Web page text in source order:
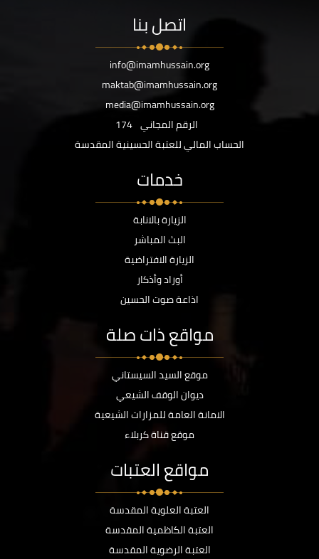
اتصل بنا
info@imamhussain.org
maktab@imamhussain.org
media@imamhussain.org
الرقم المجاني 174
الحساب المالي للعتبة الحسينية المقدسة
خدمات
الزيارة بالانابة
البث المباشر
الزيارة الافتراضية
أوراد وأذكار
اذاعة صوت الحسين
مواقع ذات صلة
موقع السيد السيستاني
ديوان الوقف الشيعي
الامانة العامة للمزارات الشيعية
موقع قناة كربلاء
مواقع العتبات
العتبة العلوية المقدسة
العتبة الكاظمية المقدسة
العتبة الرضوية المقدسة